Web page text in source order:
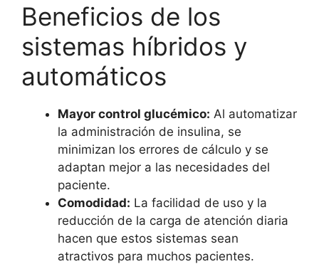
Beneficios de los
sistemas híbridos y
automáticos
Mayor control glucémico: Al automatizar
la administración de insulina, se
minimizan los errores de cálculo y se
adaptan mejor a las necesidades del
paciente.
Comodidad: La facilidad de uso y la
reducción de la carga de atención diaria
hacen que estos sistemas sean
atractivos para muchos pacientes.